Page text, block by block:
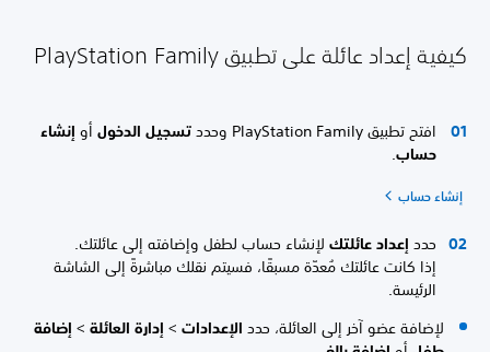
كيفية إعداد عائلة على تطبيق PlayStation Family
افتح تطبيق PlayStation Family وحدد تسجيل الدخولأوإنشاء
حساب.
إنشاء حساب
حددإعداد عائلتكلإنشاء حساب لطفل وإضافته إلى عائلتك.
إذا كانت عائلتك مُعدّة مسبقًا، فسيتم نقلك مباشرةً إلى الشاشة
الرئيسة.
لإضافة عضو آخر إلى العائلة، حددالإعدادات>إدارة العائلة>إضافة